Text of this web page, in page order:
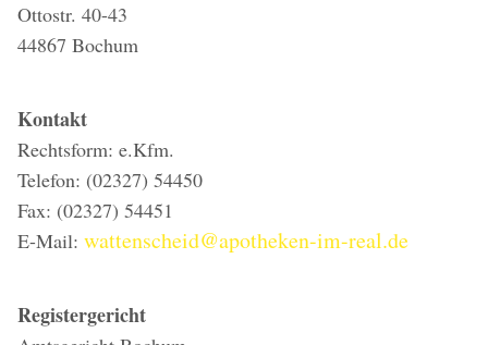
Ottostr. 40-43
44867 Bochum
Kontakt
Rechtsform: e.Kfm.
Telefon: (02327) 54450
Fax: (02327) 54451
E-Mail: wattenscheid@apotheken-im-real.de
Registergericht